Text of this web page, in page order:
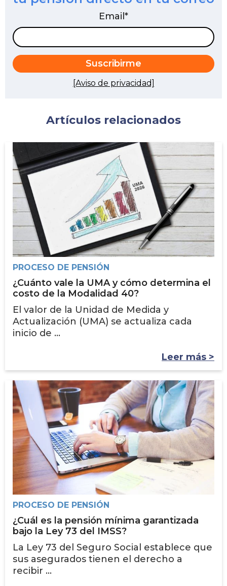
Email*
[Aviso de privacidad]
Artículos relacionados
PROCESO DE PENSIÓN
¿Cuánto vale la UMA y cómo determina el
costo de la Modalidad 40?
El valor de la Unidad de Medida y
Actualización (UMA) se actualiza cada
inicio de ...
Leer más >
PROCESO DE PENSIÓN
¿Cuál es la pensión mínima garantizada
bajo la Ley 73 del IMSS?
La Ley 73 del Seguro Social establece que
sus asegurados tienen el derecho a
recibir ...